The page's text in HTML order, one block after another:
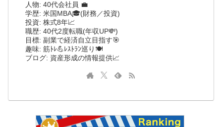
人物: 40代会社員 💼
学歴: 米国MBA🎓(財務／投資)
投資: 株式8年📈
職歴: 40代2度転職(年収UP💸)
目標: 副業で経済自立目指す🎯
趣味: 筋ﾄﾚ💪ﾚｽﾄﾗﾝ巡り🍽️
ブログ: 資産形成の情報提供📈